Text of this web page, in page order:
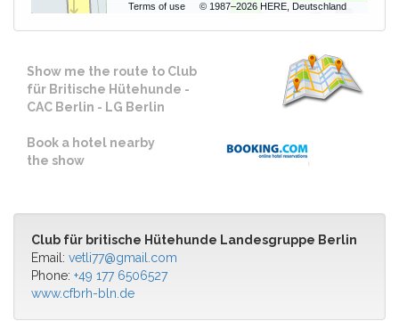
Terms of use © 1987–2026 HERE, Deutschland
Show me the route to Club
für Britische Hütehunde -
CAC Berlin - LG Berlin
Book a hotel nearby
the show
Club für britische Hütehunde Landesgruppe Berlin
Email: vetli77@gmail.com
Phone: +49 177 6506527
www.cfbrh-bln.de